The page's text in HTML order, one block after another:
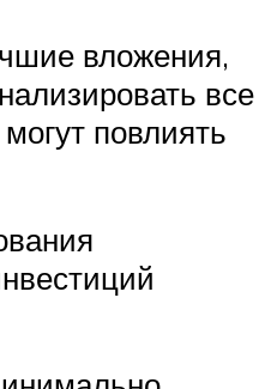
вложения,
все
повлиять